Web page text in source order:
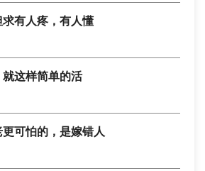
有人疼，有人懂
这样简单的活
可怕的，是嫁错人